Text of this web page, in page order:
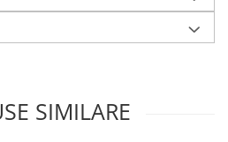
SIMILARE